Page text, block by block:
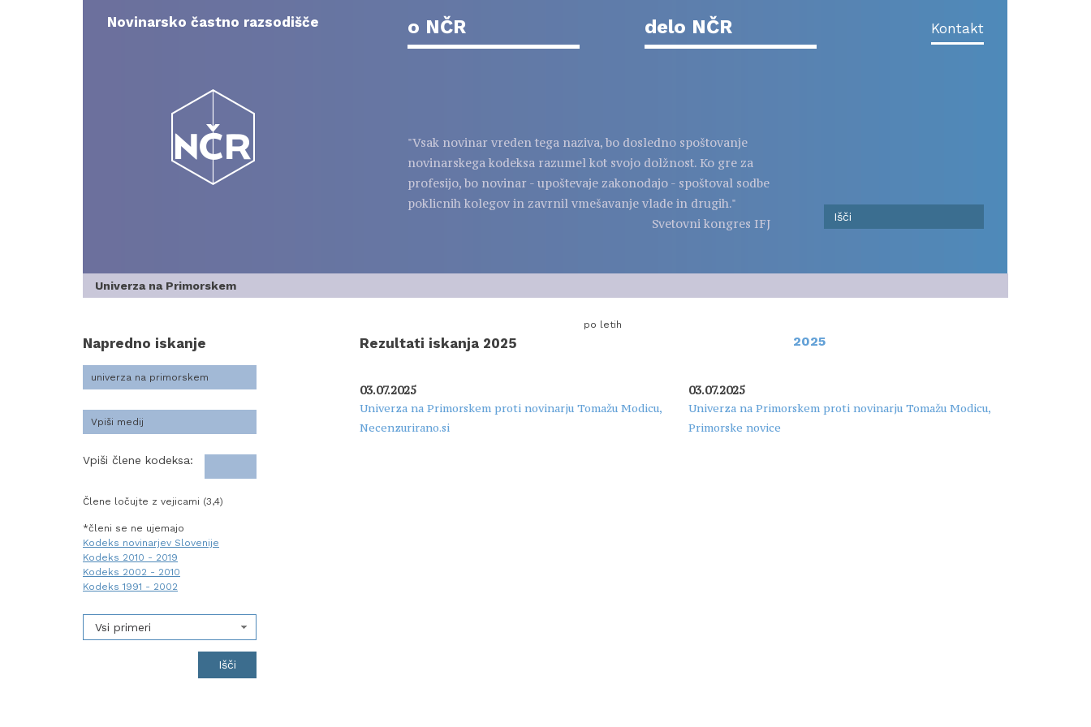
contentNovinarsko častno razsodišče o NČR delo NČR Kontakt
"Vsak novinar vreden tega naziva, bo dosledno spoštovanje
novinarskega kodeksa razumel kot svojo dolžnost. Ko gre za
profesijo, bo novinar - upoštevaje zakonodajo - spoštoval sodbe
poklicnih kolegov in zavrnil vmešavanje vlade in drugih."
Svetovni kongres IFJ
Univerza na Primorskem
Napredno iskanje
Vpiši člene kodeksa:
Člene ločujte z vejicami (3,4)
*členi se ne ujemajo
Kodeks novinarjev Slovenije
Kodeks 2010 - 2019
Kodeks 2002 - 2010
Kodeks 1991 - 2002
Vsi primeri
Rezultati iskanja 2025
po letih
2025
03.07.2025
Univerza na Primorskem proti novinarju Tomažu Modicu,
Necenzurirano.si
03.07.2025
Univerza na Primorskem proti novinarju Tomažu Modicu,
Primorske novice